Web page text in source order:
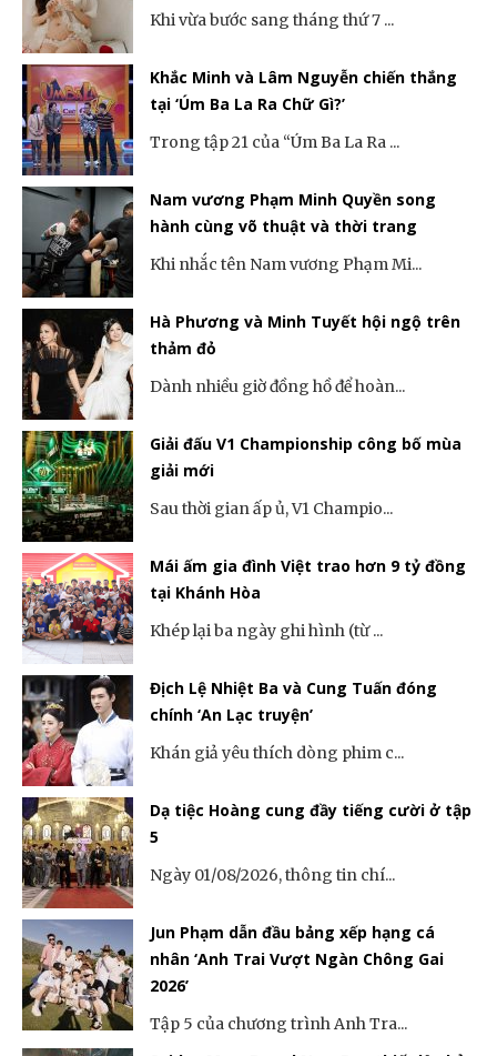
Khi vừa bước sang tháng thứ 7 ...
Khắc Minh và Lâm Nguyễn chiến thắng
tại ‘Úm Ba La Ra Chữ Gì?’
Trong tập 21 của “Úm Ba La Ra ...
Nam vương Phạm Minh Quyền song
hành cùng võ thuật và thời trang
Khi nhắc tên Nam vương Phạm Mi...
Hà Phương và Minh Tuyết hội ngộ trên
thảm đỏ
Dành nhiều giờ đồng hồ để hoàn...
Giải đấu V1 Championship công bố mùa
giải mới
Sau thời gian ấp ủ, V1 Champio...
Mái ấm gia đình Việt trao hơn 9 tỷ đồng
tại Khánh Hòa
Khép lại ba ngày ghi hình (từ ...
Địch Lệ Nhiệt Ba và Cung Tuấn đóng
chính ‘An Lạc truyện’
Khán giả yêu thích dòng phim c...
Dạ tiệc Hoàng cung đầy tiếng cười ở tập
5
Ngày 01/08/2026, thông tin chí...
Jun Phạm dẫn đầu bảng xếp hạng cá
nhân ‘Anh Trai Vượt Ngàn Chông Gai
2026’
Tập 5 của chương trình Anh Tra...